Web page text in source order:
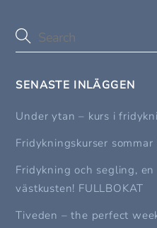
SENASTE INLÄGGEN
Under ytan – kurs i
Fridykningskurser sommar
Fridykning och segling,
västkusten! FULLBOKAT
Tiveden – the perfect